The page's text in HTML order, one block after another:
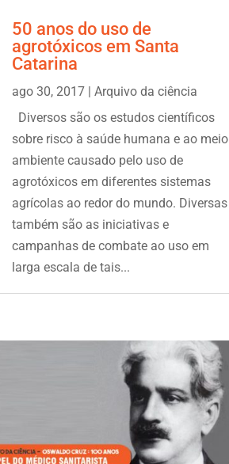
50 anos do uso de
agrotóxicos em Santa
Catarina
ago 30, 2017| Arquivo da ciência
Diversos são os estudos científicos
sobre risco à saúde humana e ao meio
ambiente causado pelo uso de
agrotóxicos em diferentes sistemas
agrícolas ao redor do mundo. Diversas
também são as iniciativas e
campanhas de combate ao uso em
larga escala de tais...